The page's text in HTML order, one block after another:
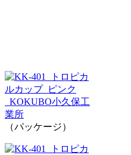
（パッケージ）